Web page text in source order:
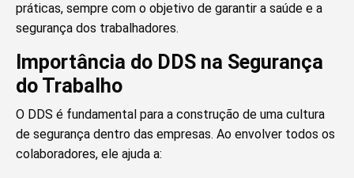
práticas, sempre com o objetivo de garantir a saúde e a
segurança dos trabalhadores.
Importância do DDS na Segurança
do Trabalho
O DDS é fundamental para a construção de uma cultura
de segurança dentro das empresas. Ao envolver todos os
colaboradores, ele ajuda a: